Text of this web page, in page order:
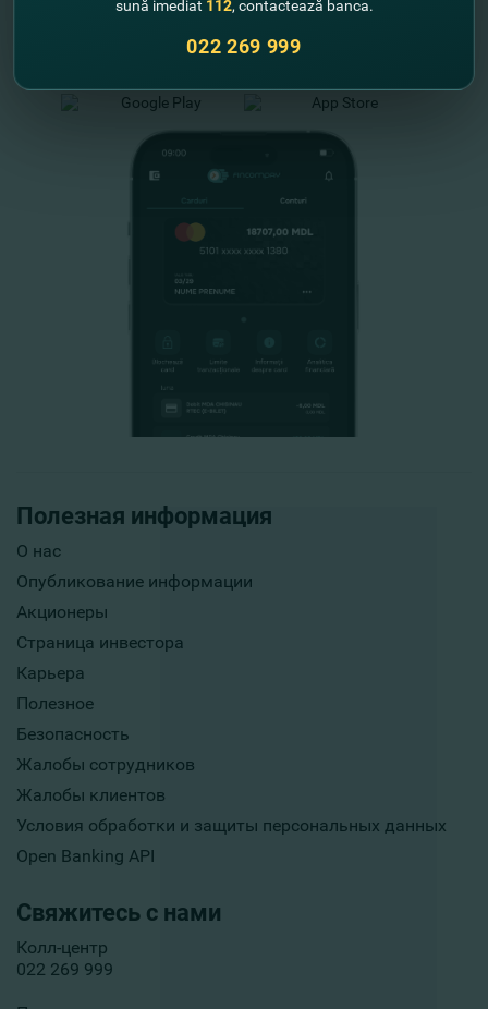
Полезная информация
О нас
Опубликование информации
Акционеры
Страница инвестора
Карьера
Полезное
Безопасность
Жалобы сотрудников
Жалобы клиентов
Условия обработки и защиты персональных данных
Open Banking API
Свяжитесь с нами
Колл-центр
022 269 999
Республики Молдова
sună imediat 112, contactează banca.
022 269 999